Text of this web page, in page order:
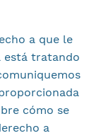
a que le
está tratando
cómo se
a